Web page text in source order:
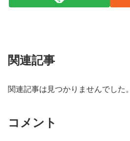
関連記事
関連記事は見つかりませんでした。
コメント